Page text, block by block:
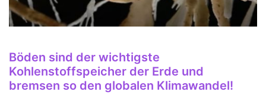
Böden sind der wichtigste
Kohlenstoffspeicher der Erde und
bremsen so den globalen Klimawandel!